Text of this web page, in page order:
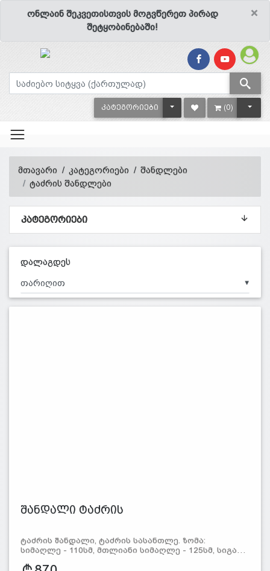
×
ონლაინ შეკვეთისთვის მოგვწერეთ პირად
შეტყობინებაში!
ᲙᲐᲢᲔᲒᲝᲠᲘᲔᲑᲘ TOGGLE DROPDOWN
(0)
მთავარი კატეგორიები
შანდლები
ტაძრის შანდლები
ᲙᲐᲢᲔᲒᲝᲠᲘᲔᲑᲘ
დალაგდეს
▼
შანდალი ტაძრის
ტაძრის შანდალი, ტაძრის სასანთლე. ზომა:
სიმაღლე - 110სმ, მთლიანი სიმაღლე - 125სმ, სიგა…